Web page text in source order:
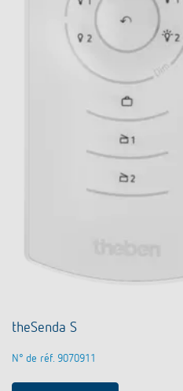
theSenda S
N° de réf. 9070911